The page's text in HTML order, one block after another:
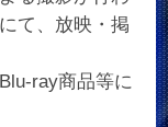
て、放映・掲
ray商品等に